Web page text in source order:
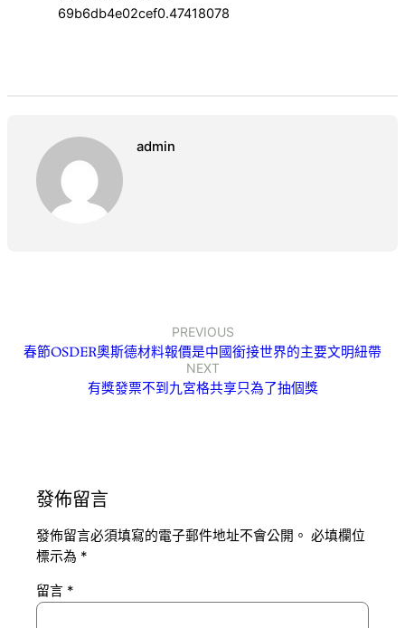
69b6db4e02cef0.47418078
admin
PREVIOUS
春節OSDER奧斯德材料報價是中國銜接世界的主要文明紐帶
NEXT
有獎發票不到九宮格共享只為了抽個獎
發佈留言
發佈留言必須填寫的電子郵件地址不會公開。 必填欄位
標示為 *
留言 *